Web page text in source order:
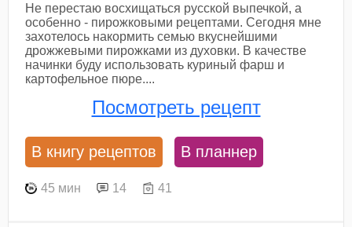
Не перестаю восхищаться русской выпечкой, а
особенно - пирожковыми рецептами. Сегодня мне
захотелось накормить семью вкуснейшими
дрожжевыми пирожками из духовки. В качестве
начинки буду использовать куриный фарш и
картофельное пюре....
Посмотреть рецепт
В книгу рецептов В планнер
45 мин 14 41